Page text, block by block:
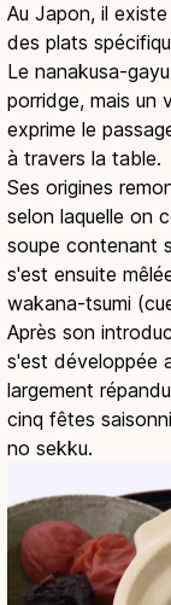
Au Japon, il
des plats
Le nanakusa-
porridge, mais un
exprime le
à travers la table.
Ses origines
selon laquelle on
soupe contenant
s'est ensuite
wakana-tsumi
Après son
s'est développée
largement
cinq fêtes
no sekku.